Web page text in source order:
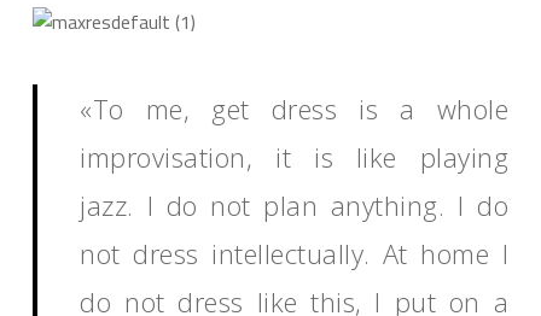
«To me, get dress is a whole
improvisation, it is like playing
jazz. I do not plan anything. I do
not dress intellectually. At home I
do not dress like this, I put on a